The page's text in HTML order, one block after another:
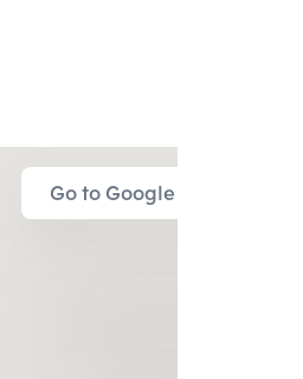
Go to Google Map